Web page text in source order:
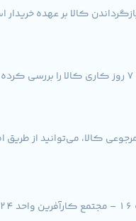
کالا بر عهده خریدار
کالا، می‌توانید از طریق